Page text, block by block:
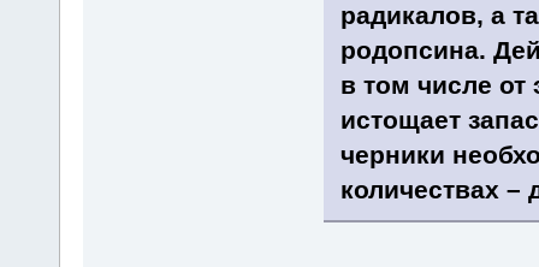
радикалов, а
родопсина.
в том числе от
истощает
черники
количествах –